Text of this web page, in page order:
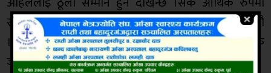
संबोधन माथिबाटै गराउन सके झनै राम्रो हुनेछ ।तर ढिला नगरौ
। देशभरिका सबै स्वास्थ्य सस्थाबाट जिल्लागत रुपमा एक एक
जनालाइ नायक घोषणाको पहल आजैबाट गर्न शुरु गरौ ।